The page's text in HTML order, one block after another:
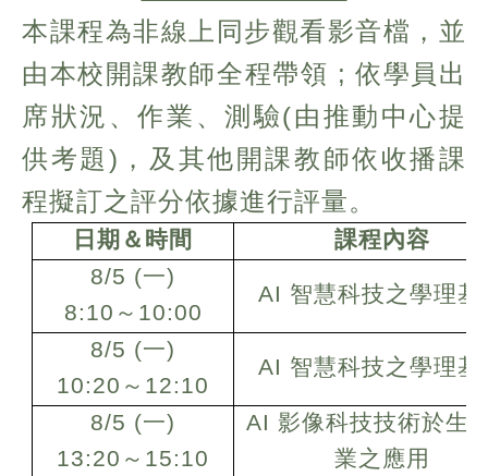
本課程為非線上同步觀看影音檔，並
由本校開課教師全程帶領 ; 依學員出
席狀況、作業、測驗(由推動中心提
供考題)，及其他開課教師依收播課
程擬訂之評分依據進行評量。
日期＆時間
課程內容
8/5 (一)
8:10 ～10:00
AI 智慧科技之學理基
8/5 (一)
10:20 ～12:10
AI 智慧科技之學理基
8/5 (一)
13:20 ～15:10
AI 影像科技技術於生
業之應用